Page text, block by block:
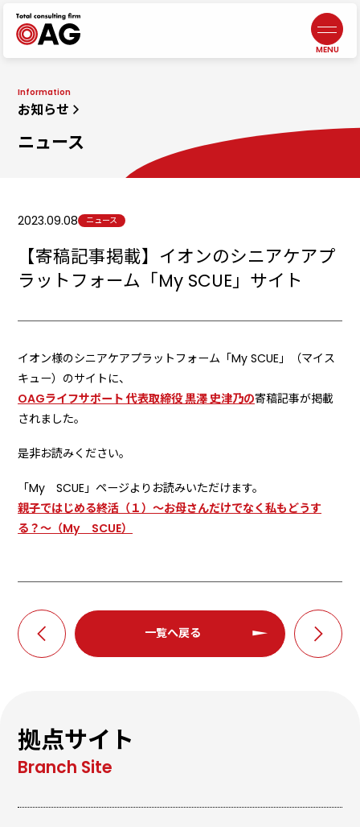
お知らせ
ニュース
2023.09.08 ニュース
【寄稿記事掲載】イオンのシニアケアプ
ラットフォーム「My SCUE」サイト
イオン様のシニアケアプラットフォーム「My SCUE」（マイス
キュー）のサイトに、
OAGライフサポート 代表取締役 黒澤 史津乃の寄稿記事が掲載
されました。
是非お読みください。
「My SCUE」ページよりお読みいただけます。
親子ではじめる終活（１）～お母さんだけでなく私もどうす
る？～（My SCUE）
一覧へ戻る
拠点サイト